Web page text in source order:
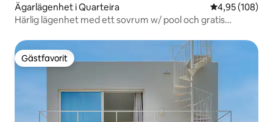
Ägarlägenhet i Quarteira 4,95 av 5 i
4,95 (108)
Härlig lägenhet med ett sovrum w/ pool och gratis
Gästfavorit
Gästfavorit